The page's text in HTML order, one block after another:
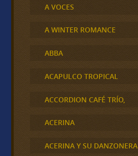
A VOCES
A WINTER ROMANCE
ABBA
ACAPULCO TROPICAL
ACCORDION CAFÉ TRÍO,
ACERINA
ACERINA Y SU DANZONERA